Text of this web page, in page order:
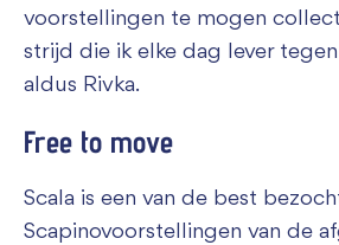
voorstellingen te mogen
strijd die ik elke dag lever tegen
aldus Rivka.
Free to move
Scala is een van de best
Scapinovoorstellingen van de